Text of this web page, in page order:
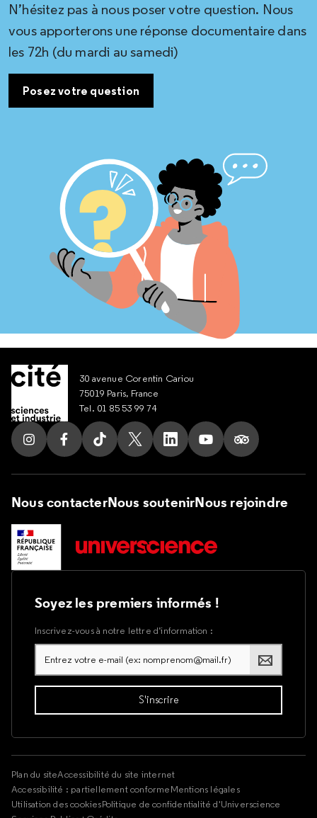
N’hésitez pas à nous poser votre question. Nous
vous apporterons une réponse documentaire dans
les 72h (du mardi au samedi)
Posez votre question
30 avenue Corentin Cariou
75019 Paris, France
Tel. 01 85 53 99 74
Suivez nous sur Instagram
Suivez nous sur Facebook
Suivez nous sur Tik Tok
Suivez nous sur X
Suivez nous sur LinkedIn
Suivez nous sur
Suivez nous
Nous contacterNous soutenirNous rejoindre
Soyez les premiers informés !
Inscrivez-vous à notre lettre d’information :
Plan du siteAccessibilité du site internet
Accessibilité : partiellement conformeMentions légales
Utilisation des cookiesPolitique de confidentialité d'Universcience